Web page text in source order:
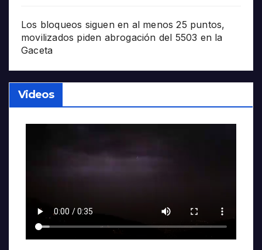
Los bloqueos siguen en al menos 25 puntos,
movilizados piden abrogación del 5503 en la
Gaceta
Videos